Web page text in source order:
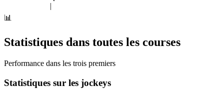
|
📊
Statistiques dans toutes les courses
Performance dans les trois premiers
Statistiques sur les jockeys